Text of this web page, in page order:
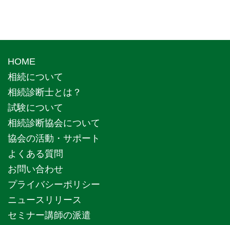
HOME
相続について
相続診断士とは？
試験について
相続診断協会について
協会の活動・サポート
よくある質問
お問い合わせ
プライバシーポリシー
ニュースリリース
セミナー講師の派遣